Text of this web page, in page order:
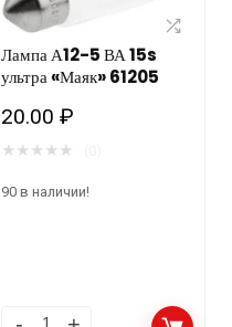
Лампа А12-5 ВА 15s
ультра «Маяк» 61205
20.00₽
★ ★ ★ ★ ★
90 в наличии!